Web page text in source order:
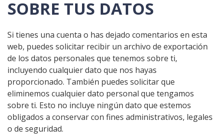
SOBRE TUS DATOS
Si tienes una cuenta o has dejado comentarios en esta
web, puedes solicitar recibir un archivo de exportación
de los datos personales que tenemos sobre ti,
incluyendo cualquier dato que nos hayas
proporcionado. También puedes solicitar que
eliminemos cualquier dato personal que tengamos
sobre ti. Esto no incluye ningún dato que estemos
obligados a conservar con fines administrativos, legales
o de seguridad.